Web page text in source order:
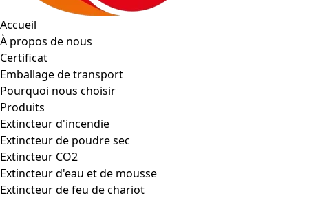
Accueil
À propos de nous
Certificat
Emballage de transport
Pourquoi nous choisir
Produits
Extincteur d'incendie
Extincteur de poudre sec
Extincteur CO2
Extincteur d'eau et de mousse
Extincteur de feu de chariot